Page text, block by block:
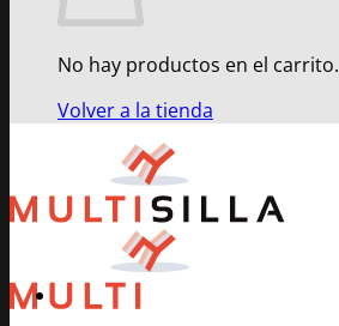
No hay productos en el carrito.
Volver a la tienda